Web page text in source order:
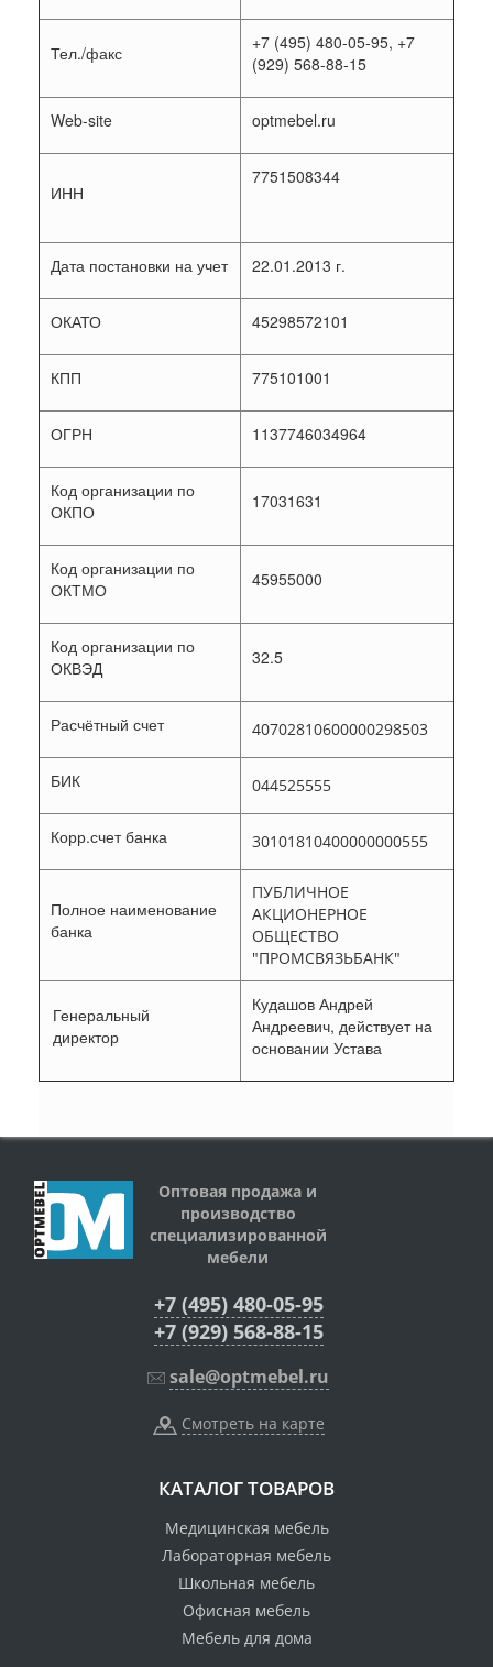
Тел./факс
+7 (495) 480-05-95, +7
(929) 568-88-15
Web-site optmebel.ru
ИНН
7751508344
Дата постановки на учет 22.01.2013 г.
ОКАТО 45298572101
КПП 775101001
ОГРН 1137746034964
Код организации по
ОКПО
17031631
Код организации по
ОКТМО
45955000
Код организации по
ОКВЭД
32.5
Расчётный счет 40702810600000298503
БИК 044525555
Корр.счет банка 30101810400000000555
Полное наименование
банка
ПУБЛИЧНОЕ
АКЦИОНЕРНОЕ
ОБЩЕСТВО
"ПРОМСВЯЗЬБАНК"
Генеральный
директор
Кудашов Андрей
Андреевич, действует на
основании Устава
Оптовая продажа и
производство
специализированной
мебели
+7 (495) 480-05-95
+7 (929) 568-88-15
sale@optmebel.ru
Смотреть на карте
КАТАЛОГ ТОВАРОВ
Медицинская мебель
Лабораторная мебель
Школьная мебель
Офисная мебель
Мебель для дома